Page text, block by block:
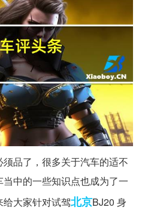
品了，很多关于汽车的适不
中的一些知识点也成为了一
大家针对试驾北京BJ20 身